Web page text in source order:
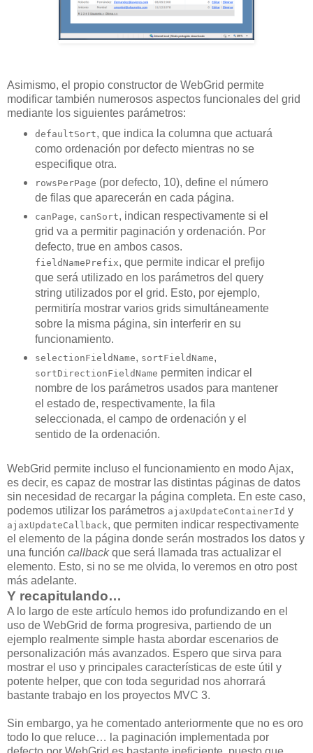
Asimismo, el propio constructor de WebGrid permite
modificar también numerosos aspectos funcionales del grid
mediante los siguientes parámetros:
defaultSort, que indica la columna que actuará
como ordenación por defecto mientras no se
especifique otra.
rowsPerPage (por defecto, 10), define el número
de filas que aparecerán en cada página.
canPage, canSort, indican respectivamente si el
grid va a permitir paginación y ordenación. Por
defecto, true en ambos casos.
fieldNamePrefix, que permite indicar el prefijo
que será utilizado en los parámetros del query
string utilizados por el grid. Esto, por ejemplo,
permitiría mostrar varios grids simultáneamente
sobre la misma página, sin interferir en su
funcionamiento.
selectionFieldName, sortFieldName,
sortDirectionFieldName permiten indicar el
nombre de los parámetros usados para mantener
el estado de, respectivamente, la fila
seleccionada, el campo de ordenación y el
sentido de la ordenación.
WebGrid permite incluso el funcionamiento en modo Ajax,
es decir, es capaz de mostrar las distintas páginas de datos
sin necesidad de recargar la página completa. En este caso,
podemos utilizar los parámetros ajaxUpdateContainerId y
ajaxUpdateCallback, que permiten indicar respectivamente
el elemento de la página donde serán mostrados los datos y
una función callbackque será llamada tras actualizar el
elemento. Esto, si no se me olvida, lo veremos en otro post
más adelante.
Y recapitulando…
A lo largo de este artículo hemos ido profundizando en el
uso de WebGrid de forma progresiva, partiendo de un
ejemplo realmente simple hasta abordar escenarios de
personalización más avanzados. Espero que sirva para
mostrar el uso y principales características de este útil y
potente helper, que con toda seguridad nos ahorrará
bastante trabajo en los proyectos MVC 3.
Sin embargo, ya he comentado anteriormente que no es oro
todo lo que reluce… la paginación implementada por